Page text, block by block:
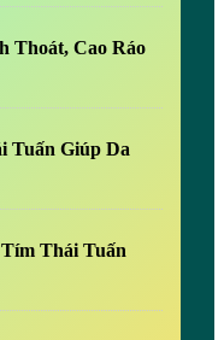
Thoát, Cao Ráo
Tuấn Giúp Da
Thái Tuấn